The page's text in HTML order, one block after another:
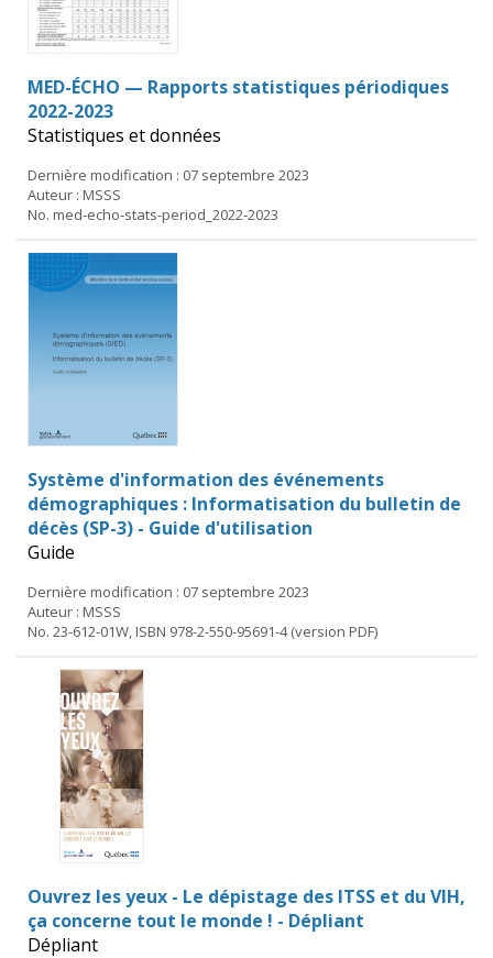
MED-ÉCHO — Rapports statistiques périodiques
2022-2023
Statistiques et données
Dernière modification : 07 septembre 2023
Auteur : MSSS
No. med-echo-stats-period_2022-2023
Système d'information des événements
démographiques : Informatisation du bulletin de
décès (SP-3) - Guide d'utilisation
Guide
Dernière modification : 07 septembre 2023
Auteur : MSSS
No. 23-612-01W, ISBN 978-2-550-95691-4 (version PDF)
Ouvrez les yeux - Le dépistage des ITSS et du VIH,
ça concerne tout le monde ! - Dépliant
Dépliant